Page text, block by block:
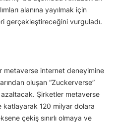
alanına yayılmak için
gerçekleştireceğini vurguladı.
metaverse internet deneyimine
oluşan “Zuckerverse”
azaltacak. Şirketler metaverse
katlayarak 120 milyar dolara
çekiş sınırlı olmaya ve